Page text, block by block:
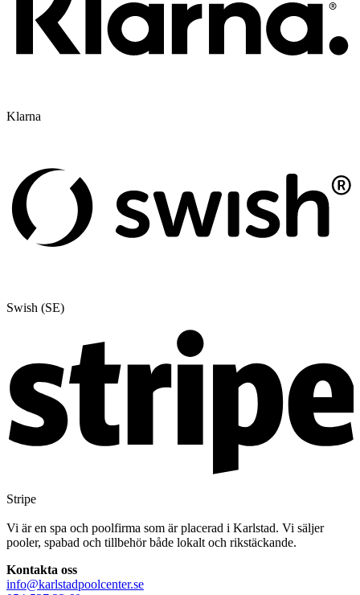
Klarna
Swish (SE)
Stripe
Vi är en spa och poolfirma som är placerad i Karlstad. Vi säljer
pooler, spabad och tillbehör både lokalt och rikstäckande.
Kontakta oss
info@karlstadpoolcenter.se